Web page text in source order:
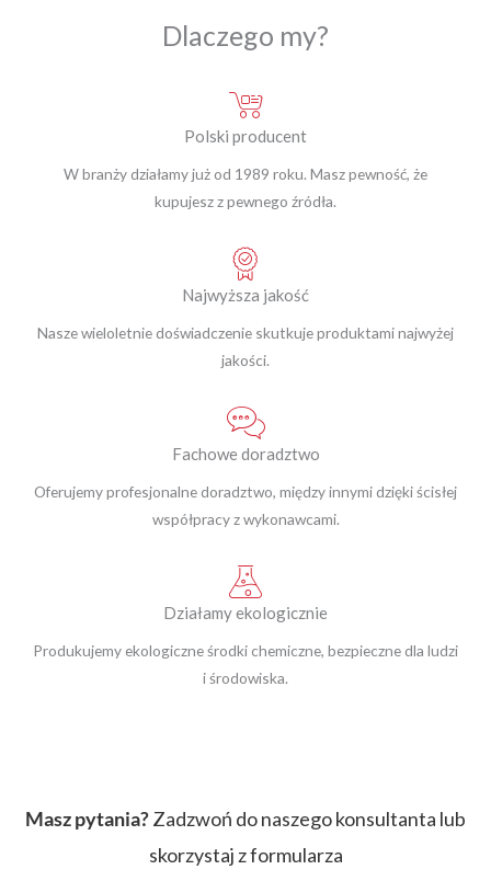
Dlaczego my?
Polski producent
W branży działamy już od 1989 roku. Masz pewność, że
kupujesz z pewnego źródła.
Najwyższa jakość
Nasze wieloletnie doświadczenie skutkuje produktami najwyżej
jakości.
Fachowe doradztwo
Oferujemy profesjonalne doradztwo, między innymi dzięki ścisłej
współpracy z wykonawcami.
Działamy ekologicznie
Produkujemy ekologiczne środki chemiczne, bezpieczne dla ludzi
i środowiska.
Masz pytania?Zadzwoń do naszego konsultanta lub
skorzystaj z formularza